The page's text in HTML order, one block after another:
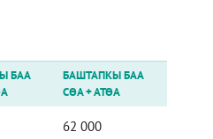
БАА
БАШТАПКЫ БАА
СӨА+АТӨА
62 000